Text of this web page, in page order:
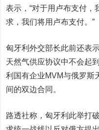
表示，“对于用卢布支付
求，我们将用卢布支付。”
匈牙利外交部长此前还表
天然气供应协议中不会起
利国有企业MVM与俄罗斯
间的双边合同。
路透社称，匈牙利此举打